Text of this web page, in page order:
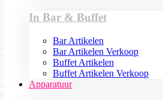
In Bar & Buffet
Bar Artikelen
Bar Artikelen Verkoop
Buffet Artikelen
Buffet Artikelen Verkoop
Apparatuur